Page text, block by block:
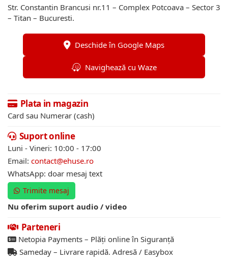
Str. Constantin Brancusi nr.11 – Complex Potcoava – Sector 3
– Titan – Bucuresti.
Deschide în Google Maps
Navighează cu Waze
Plata in magazin
Card sau Numerar (cash)
Suport online
Luni - Vineri: 10:00 - 17:00
Email: contact@ehuse.ro
WhatsApp: doar mesaj text
Trimite mesaj
Nu oferim suport audio / video
Parteneri
Netopia Payments – Plăți online în Siguranță
Sameday – Livrare rapidă. Adresă / Easybox